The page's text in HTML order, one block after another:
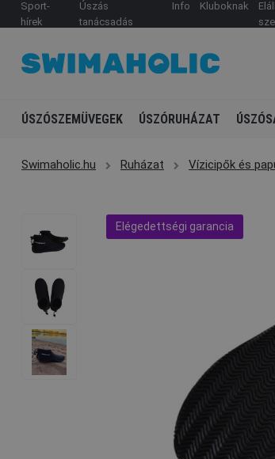
Sport-
hírek
Úszás
tanácsadás
Info Kluboknak
ÚSZÓSZEMÜVEGEK ÚSZÓRUHÁZAT
Swimaholic.hu Ruházat Vízicipők és
Elégedettségi garancia